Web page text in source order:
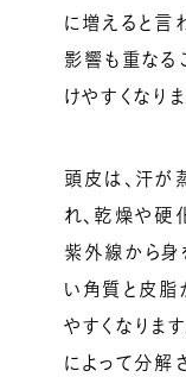
に増えると言
影響も重なる
けやすくなりま
頭皮は、汗が
れ、乾燥や硬
紫外線から身
い角質と皮脂
やすくなりま
によって分解